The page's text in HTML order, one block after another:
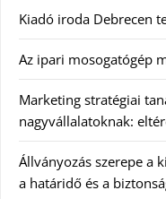
Kiadó iroda Debrecen
Az ipari mosogatógép
Marketing stratégiai
nagyvállalatoknak:
Állványozás szerepe a
a határidő és a